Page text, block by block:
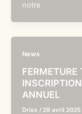
notre
News
FERMETURE
ANNUEL
Driss / 29 avril 2025